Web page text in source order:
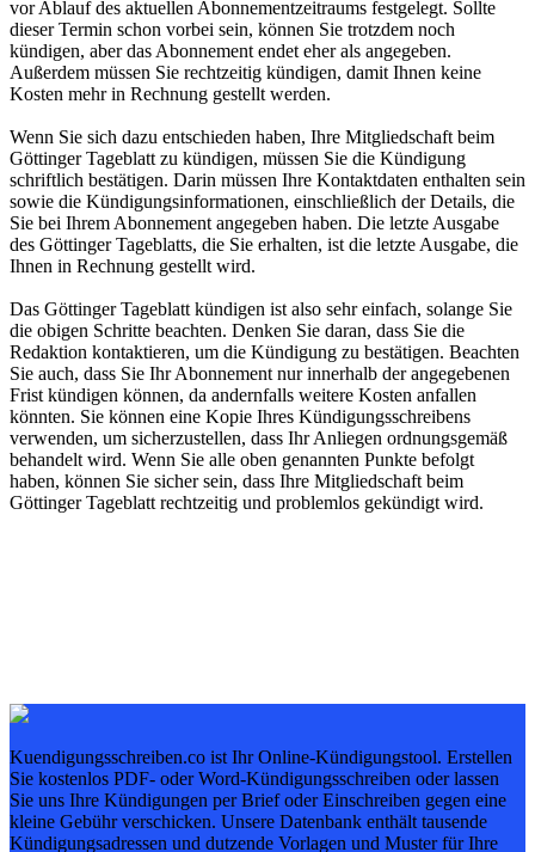
vor Ablauf des aktuellen Abonnementzeitraums festgelegt. Sollte
dieser Termin schon vorbei sein, können Sie trotzdem noch
kündigen, aber das Abonnement endet eher als angegeben.
Außerdem müssen Sie rechtzeitig kündigen, damit Ihnen keine
Kosten mehr in Rechnung gestellt werden.
Wenn Sie sich dazu entschieden haben, Ihre Mitgliedschaft beim
Göttinger Tageblatt zu kündigen, müssen Sie die Kündigung
schriftlich bestätigen. Darin müssen Ihre Kontaktdaten enthalten sein
sowie die Kündigungsinformationen, einschließlich der Details, die
Sie bei Ihrem Abonnement angegeben haben. Die letzte Ausgabe
des Göttinger Tageblatts, die Sie erhalten, ist die letzte Ausgabe, die
Ihnen in Rechnung gestellt wird.
Das Göttinger Tageblatt kündigen ist also sehr einfach, solange Sie
die obigen Schritte beachten. Denken Sie daran, dass Sie die
Redaktion kontaktieren, um die Kündigung zu bestätigen. Beachten
Sie auch, dass Sie Ihr Abonnement nur innerhalb der angegebenen
Frist kündigen können, da andernfalls weitere Kosten anfallen
könnten. Sie können eine Kopie Ihres Kündigungsschreibens
verwenden, um sicherzustellen, dass Ihr Anliegen ordnungsgemäß
behandelt wird. Wenn Sie alle oben genannten Punkte befolgt
haben, können Sie sicher sein, dass Ihre Mitgliedschaft beim
Göttinger Tageblatt rechtzeitig und problemlos gekündigt wird.
Kuendigungsschreiben.co ist Ihr Online-Kündigungstool. Erstellen
Sie kostenlos PDF- oder Word-Kündigungsschreiben oder lassen
Sie uns Ihre Kündigungen per Brief oder Einschreiben gegen eine
kleine Gebühr verschicken. Unsere Datenbank enthält tausende
Kündigungsadressen und dutzende Vorlagen und Muster für Ihre